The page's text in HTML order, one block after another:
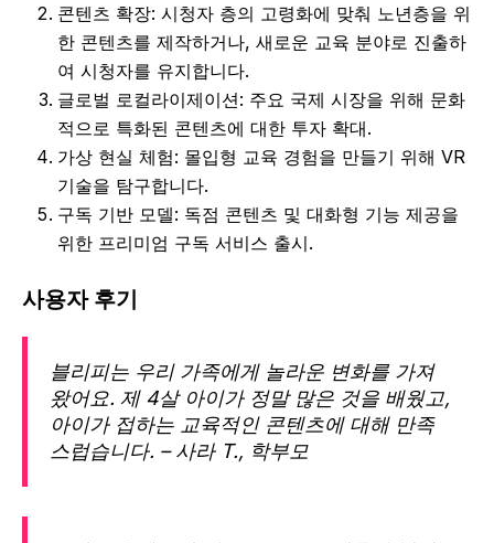
콘텐츠 확장: 시청자 층의 고령화에 맞춰 노년층을 위
한 콘텐츠를 제작하거나, 새로운 교육 분야로 진출하
여 시청자를 유지합니다.
글로벌 로컬라이제이션: 주요 국제 시장을 위해 문화
적으로 특화된 콘텐츠에 대한 투자 확대.
가상 현실 체험: 몰입형 교육 경험을 만들기 위해 VR
기술을 탐구합니다.
구독 기반 모델: 독점 콘텐츠 및 대화형 기능 제공을
위한 프리미엄 구독 서비스 출시.
사용자 후기
블리피는 우리 가족에게 놀라운 변화를 가져
왔어요. 제 4살 아이가 정말 많은 것을 배웠고,
아이가 접하는 교육적인 콘텐츠에 대해 만족
스럽습니다. – 사라 T., 학부모